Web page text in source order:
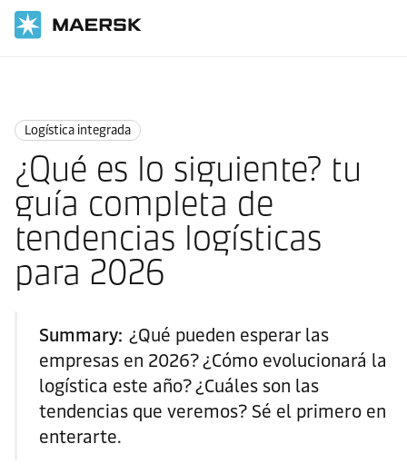
Logística integrada
¿Qué es lo siguiente? tu
guía completa de
tendencias logísticas
para 2026
Summary: ¿Qué pueden esperar las
empresas en 2026? ¿Cómo evolucionará la
logística este año? ¿Cuáles son las
tendencias que veremos? Sé el primero en
enterarte.